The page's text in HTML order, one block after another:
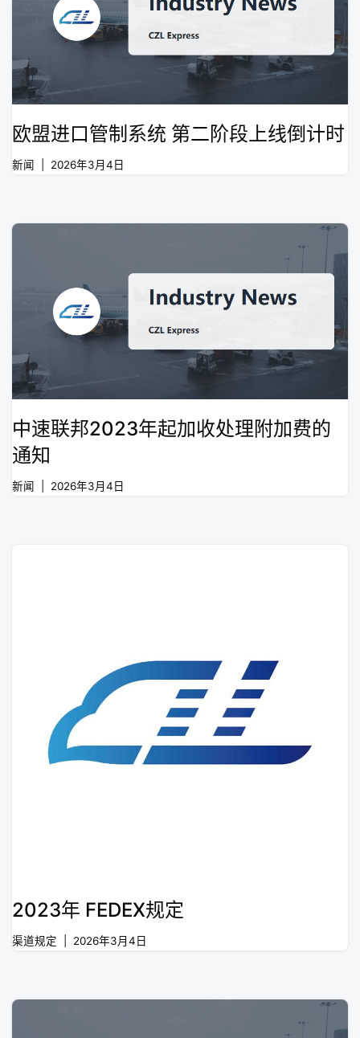
欧盟进口管制系统 第二阶段上线倒计时
新闻 2026年3月4日
中速联邦2023年起加收处理附加费的
通知
新闻 2026年3月4日
2023年 FEDEX规定
渠道规定 2026年3月4日